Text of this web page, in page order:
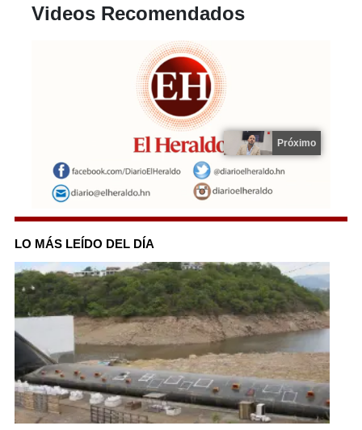
Videos Recomendados
0
of
14
seconds
Próximo
LO MÁS LEÍDO DEL DÍA